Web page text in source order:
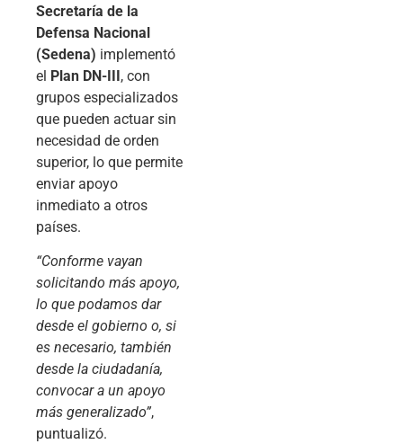
Secretaría de la
Defensa Nacional
(Sedena) implementó
el Plan DN-III, con
grupos especializados
que pueden actuar sin
necesidad de orden
superior, lo que permite
enviar apoyo
inmediato a otros
países.
“Conforme vayan
solicitando más apoyo,
lo que podamos dar
desde el gobierno o, si
es necesario, también
desde la ciudadanía,
convocar a un apoyo
más generalizado”,
puntualizó.